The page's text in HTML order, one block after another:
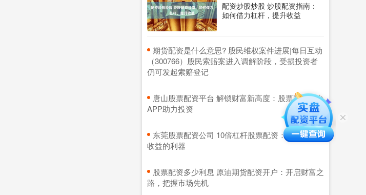
配资炒股炒股 炒股配资指南：
如何借力杠杆，提升收益
​期货配资是什么意思? 股民维权案件进展|每日互动
（300766）股民索赔案进入调解阶段，受损投资者
仍可发起索赔登记
​唐山股票配资平台 解锁财富新高度：股票配资平台
APP助力投资
​东莞股票配资公司 10倍杠杆股票配资：快速提升
收益的利器
​股票配资多少利息 原油期货配资开户：开启财富之
路，把握市场先机